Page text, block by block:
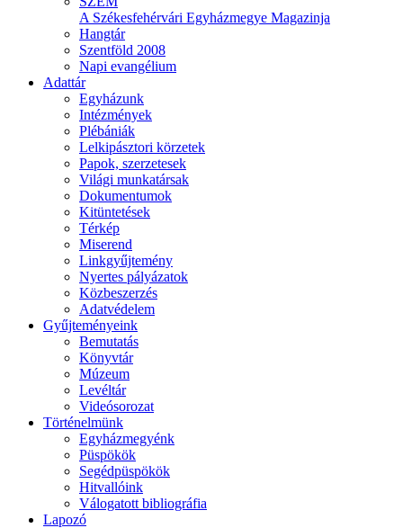
A Székesfehérvári Egyházmegye Magazinja
Hangtár
Szentföld 2008
Napi evangélium
Adattár
Egyházunk
Intézmények
Plébániák
Lelkipásztori körzetek
Papok, szerzetesek
Világi munkatársak
Dokumentumok
Kitüntetések
Térkép
Miserend
Linkgyűjtemény
Nyertes pályázatok
Közbeszerzés
Adatvédelem
Gyűjteményeink
Bemutatás
Könyvtár
Múzeum
Levéltár
Videósorozat
Történelmünk
Egyházmegyénk
Püspökök
Segédpüspökök
Hitvallóink
Válogatott bibliográfia
Lapozó